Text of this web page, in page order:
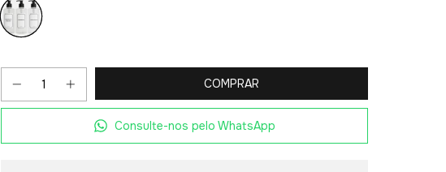
Consulte-nos pelo WhatsApp